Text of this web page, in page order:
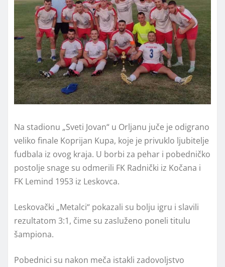
Na stadionu „Sveti Jovan“ u Orljanu juče je odigrano
veliko finale Koprijan Kupa, koje je privuklo ljubitelje
fudbala iz ovog kraja. U borbi za pehar i pobedničko
postolje snage su odmerili FK Radnički iz Kočana i
FK Lemind 1953 iz Leskovca.
Leskovački „Metalci“ pokazali su bolju igru i slavili
rezultatom 3:1, čime su zasluženo poneli titulu
šampiona.
Pobednici su nakon meča istakli zadovoljstvo